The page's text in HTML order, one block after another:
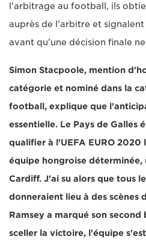
l'arbitrage au football, ils
auprès de l'arbitre et
avant qu'une décision finale
Simon Stacpoole, mention
catégorie et nominé dans la
football, explique que
essentielle. Le Pays de Galles
qualifier à l'UEFA EURO
équipe hongroise déterminée,
Cardiff. J'ai su alors que tous
donneraient lieu à des scènes
Ramsey a marqué son
sceller la victoire, l'équipe